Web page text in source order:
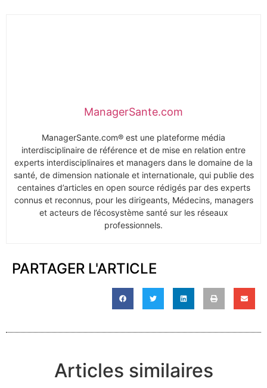
ManagerSante.com
ManagerSante.com® est une plateforme média
interdisciplinaire de référence et de mise en relation entre
experts interdisciplinaires et managers dans le domaine de la
santé, de dimension nationale et internationale, qui publie des
centaines d’articles en open source rédigés par des experts
connus et reconnus, pour les dirigeants, Médecins, managers
et acteurs de l’écosystème santé sur les réseaux
professionnels.
PARTAGER L'ARTICLE
Articles similaires